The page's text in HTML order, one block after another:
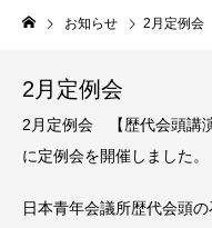
お知らせ 2月定例会
2月定例会
2月定例会 【歴代会頭講
に定例会を開催しました。
日本青年会議所歴代会頭